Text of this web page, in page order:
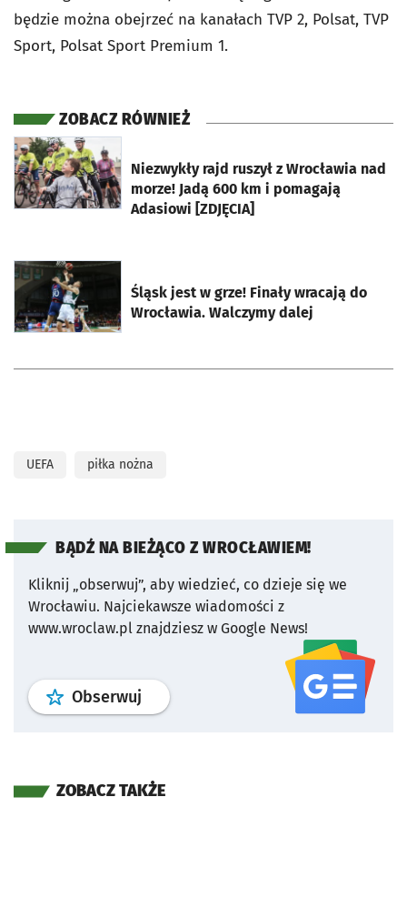
będzie można obejrzeć na kanałach TVP 2, Polsat, TVP
Sport, Polsat Sport Premium 1.
ZOBACZ RÓWNIEŻ
Niezwykły rajd ruszył z Wrocławia nad
morze! Jadą 600 km i pomagają
Adasiowi [ZDJĘCIA]
otworzy się w nowej karcie
Śląsk jest w grze! Finały wracają do
Wrocławia. Walczymy dalej
otworzy się w nowej karcie
UEFA piłka nożna
BĄDŹ NA BIEŻĄCO Z WROCŁAWIEM!
Kliknij „obserwuj”, aby wiedzieć, co dzieje się we
Wrocławiu. Najciekawsze wiadomości z
www.wroclaw.pl znajdziesz w Google News!
Obserwuj profil serwisu
ZOBACZ TAKŻE